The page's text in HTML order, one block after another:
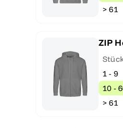
> 61
ZIP
1 - 9
10 -
> 61